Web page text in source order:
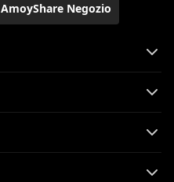
AmoyShare Negozio